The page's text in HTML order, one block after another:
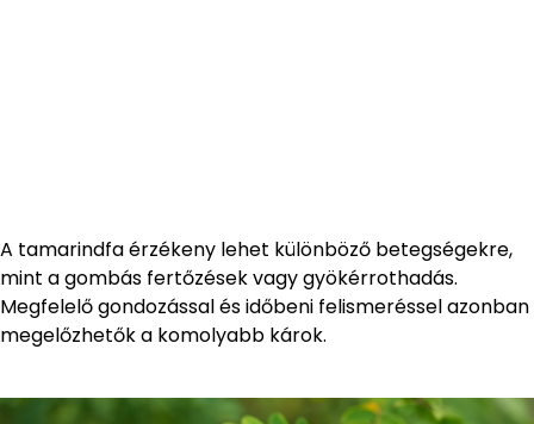
A tamarindfa érzékeny lehet különböző betegségekre,
mint a gombás fertőzések vagy gyökérrothadás.
Megfelelő gondozással és időbeni felismeréssel azonban
megelőzhetők a komolyabb károk.